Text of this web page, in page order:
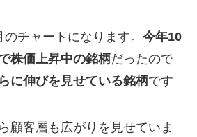
チャートになります。 今年10
株価上昇中の銘柄だったので
に伸びを見せている銘柄です
顧客層も広がりを見せていま